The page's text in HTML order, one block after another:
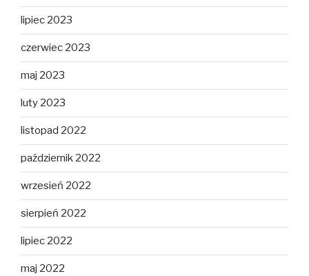
lipiec 2023
czerwiec 2023
maj 2023
luty 2023
listopad 2022
październik 2022
wrzesień 2022
sierpień 2022
lipiec 2022
maj 2022